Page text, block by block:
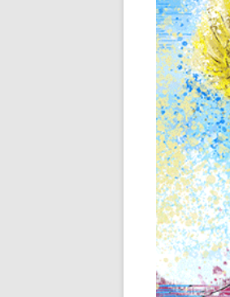
LÜNEBURG
WENTORFER
OXHOFT
PERIODIKA